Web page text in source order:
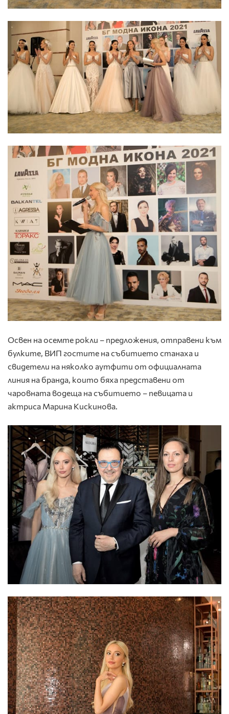
Освен на осемте рокли – предложения, отправени към
булките, ВИП гостите на събитието станаха и
свидетели на няколко аутфити от официалната
линия на бранда, които бяха представени от
чаровната водеща на събитието – певицата и
актриса Марина Кискинова.